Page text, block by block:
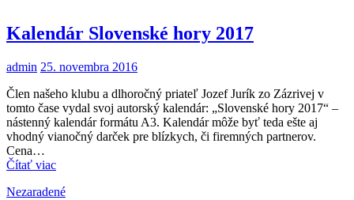
Kalendár Slovenské hory 2017
admin 25. novembra 2016
Člen našeho klubu a dlhoročný priateľ Jozef Jurík zo Zázrivej v
tomto čase vydal svoj autorský kalendár: „Slovenské hory 2017“ –
nástenný kalendár formátu A3. Kalendár môže byť teda ešte aj
vhodný vianočný darček pre blízkych, či firemných partnerov.
Cena…
Čítať viac
Nezaradené